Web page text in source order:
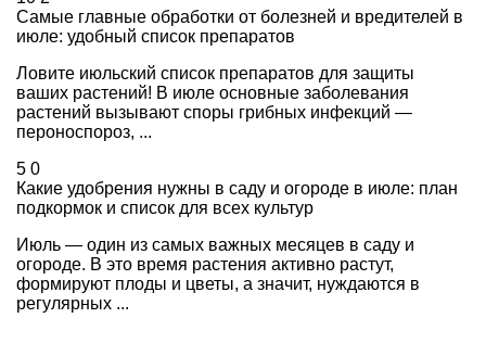
Самые главные обработки от болезней и вредителей в
июле: удобный список препаратов
Ловите июльский список препаратов для защиты
ваших растений! В июле основные заболевания
растений вызывают споры грибных инфекций —
пероноспороз, ...
5 0
Какие удобрения нужны в саду и огороде в июле: план
подкормок и список для всех культур
Июль — один из самых важных месяцев в саду и
огороде. В это время растения активно растут,
формируют плоды и цветы, а значит, нуждаются в
регулярных ...